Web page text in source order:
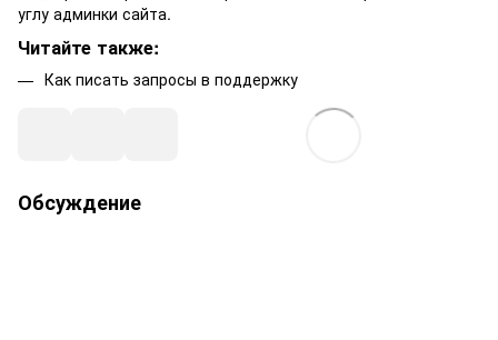
углу админки сайта.
Читайте также:
Как писать запросы в поддержку
Обсуждение